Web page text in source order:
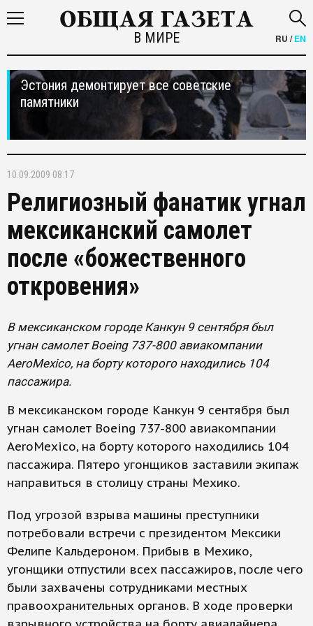
В МИРЕ RU /EN
Эстония демонтирует все советские
памятники
10.09.2009 08:17
Религиозный фанатик угнал
мексиканский самолет
после «божественного
откровения»
В мексиканском городе Канкун 9 сентября был
угнан самолет Boeing 737-800 авиакомпании
AeroMexico, на борту которого находились 104
пассажира.
В мексиканском городе Канкун 9 сентября был
угнан самолет Boeing 737-800 авиакомпании
AeroMexico, на борту которого находились 104
пассажира. Пятеро угонщиков заставили экипаж
направиться в столицу страны Мехико.
Под угрозой взрыва машины преступники
потребовали встречи с президентом Мексики
Фелипе Кальдероном. Прибыв в Мехико,
угонщики отпустили всех пассажиров, после чего
были захвачены сотрудниками местных
правоохранительных органов. В ходе проверки